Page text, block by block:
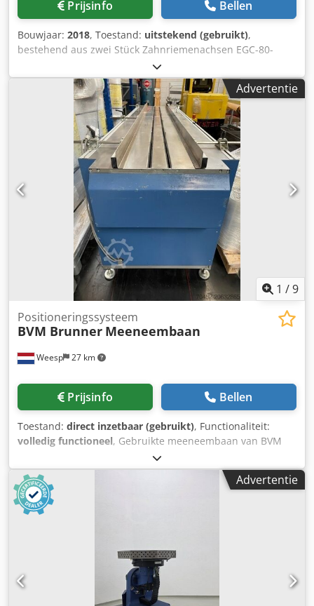
Prijsinfo Bellen
Bouwjaar: 2018, Toestand: uitstekend (gebruikt),
bestehend aus zwei Stück Zahnriemenachsen EGC-80-
1300-BS-10P-KF-0H-ML-GK und vier Stück
Linearführungsschienen HGR 20C 1705V9-10A00 mit
HIWIM Linearblock HGW CCC 170 3W3-10200 Zwei
Unimotore 075E3C300BACAA075140 mit Zwei EMERSON
UNIDRIVE M 701-3200050A Dedpfsg Ixumox Afvskr
Advertentie
1 /9
Weesp 27 km
Positioneringssysteem
BVM Brunner Meeneembaan
Prijsinfo Bellen
Toestand: direct inzetbaar (gebruikt), Functionaliteit:
volledig functioneel, Gebruikte meeneembaan van BVM
Brunner, operationeel uit een proces gehaald. Direct
inzetbaar Djdpfx Aexzzlbsfvekr
Advertentie